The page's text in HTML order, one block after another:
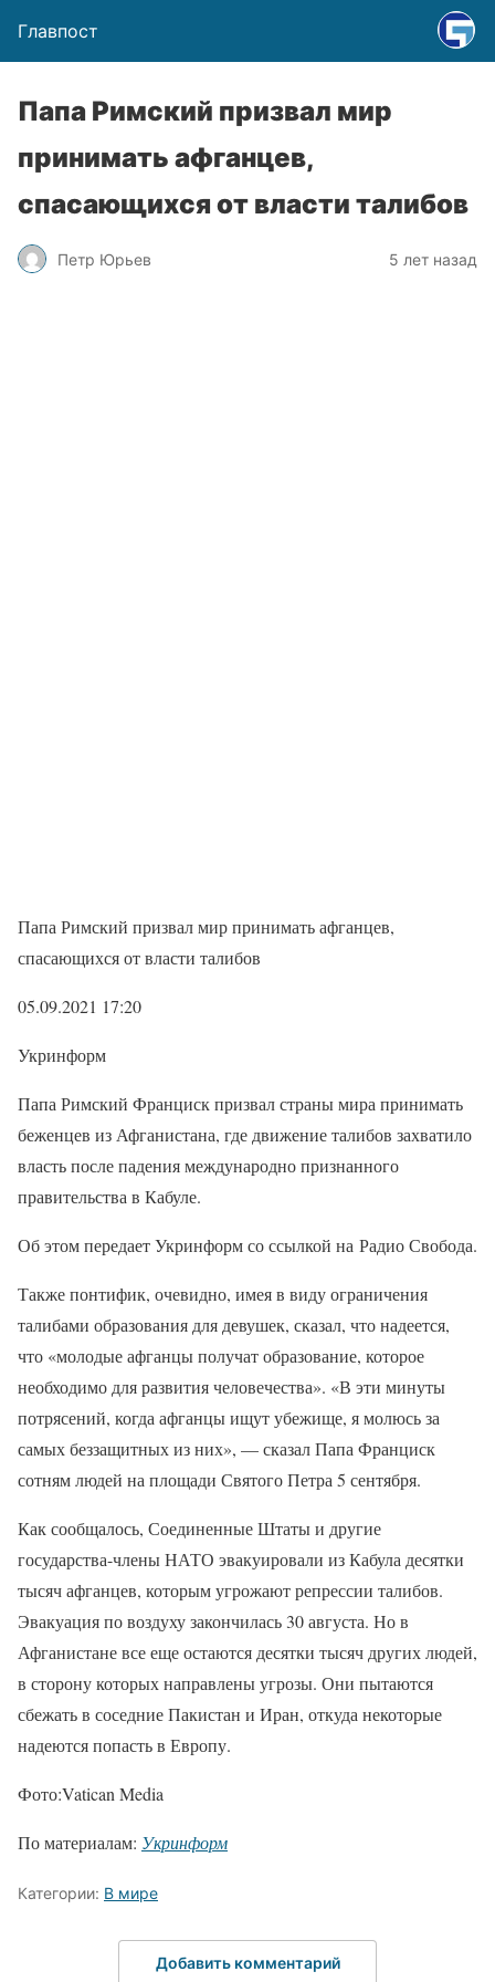
Главпост
Папа Римский призвал мир
принимать афганцев,
спасающихся от власти талибов
Петр Юрьев 5 лет назад
Папа Римский призвал мир принимать афганцев,
спасающихся от власти талибов
05.09.2021 17:20
Укринформ
Папа Римский Франциск призвал страны мира принимать
беженцев из Афганистана, где движение талибов захватило
власть после падения международно признанного
правительства в Кабуле.
Об этом передает Укринформ со ссылкой на Радио Свобода.
Также понтифик, очевидно, имея в виду ограничения
талибами образования для девушек, сказал, что надеется,
что «молодые афганцы получат образование, которое
необходимо для развития человечества». «В эти минуты
потрясений, когда афганцы ищут убежище, я молюсь за
самых беззащитных из них», — сказал Папа Франциск
сотням людей на площади Святого Петра 5 сентября.
Как сообщалось, Соединенные Штаты и другие
государства-члены НАТО эвакуировали из Кабула десятки
тысяч афганцев, которым угрожают репрессии талибов.
Эвакуация по воздуху закончилась 30 августа. Но в
Афганистане все еще остаются десятки тысяч других людей,
в сторону которых направлены угрозы. Они пытаются
сбежать в соседние Пакистан и Иран, откуда некоторые
надеются попасть в Европу.
Фото:Vatican Media
По материалам: Укринформ
Категории: В мире
Добавить комментарий